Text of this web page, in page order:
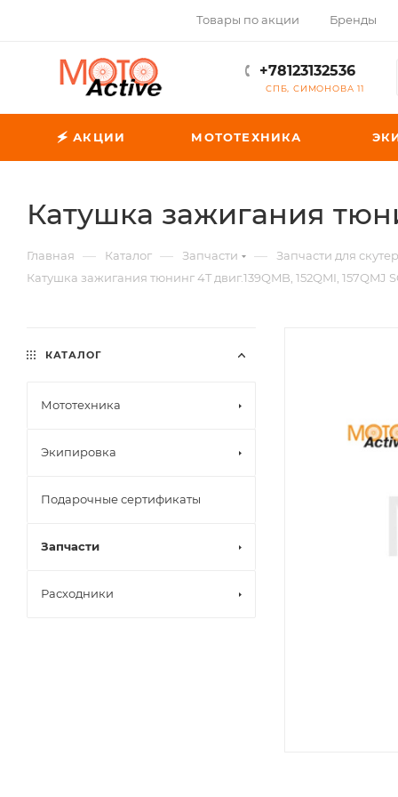
Товары по акции Бренды
+78123132536
СПБ, СИМОНОВА 11
🗲 АКЦИИ МОТОТЕХНИКА
Катушка зажигания
Главная — Каталог — Запчасти — Запчасти для
Катушка зажигания тюнинг 4T двиг.139QMB, 152QMI, 157QMJ
КАТАЛОГ
Мототехника
Экипировка
Подарочные сертификаты
Запчасти
Расходники